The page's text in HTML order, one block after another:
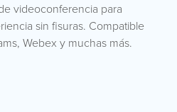
videoconferencia para
sin fisuras. Compatible
Webex y muchas más.